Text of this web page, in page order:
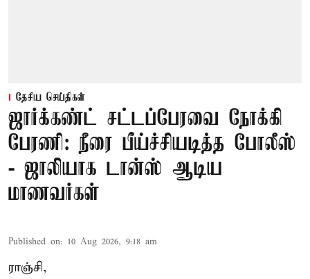
தேசிய செய்திகள்
ஜார்க்கண்ட் சட்டப்பேரவை நோக்கி
பேரணி: நீரை பீய்ச்சியடித்த போலீஸ்
- ஜாலியாக டான்ஸ் ஆடிய
மாணவர்கள்
Published on: 10 Aug 2026, 9:18 am
ராஞ்சி,